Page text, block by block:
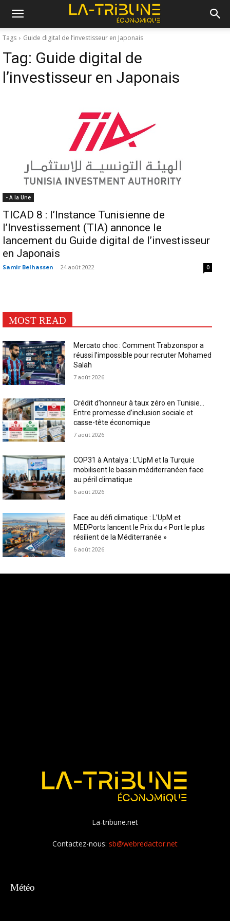
Tags Guide digital de l’investisseur en Japonais
Tag: Guide digital de
l’investisseur en Japonais
- A la Une
TICAD 8 : l’Instance Tunisienne de
l’Investissement (TIA) annonce le
lancement du Guide digital de l’investisseur
en Japonais
Samir Belhassen - 24 août 2022 0
MOST READ
Mercato choc : Comment Trabzonspor a
réussi l’impossible pour recruter Mohamed
Salah
7 août 2026
Crédit d’honneur à taux zéro en Tunisie…
Entre promesse d’inclusion sociale et
casse-tête économique
7 août 2026
COP31 à Antalya : L’UpM et la Turquie
mobilisent le bassin méditerranéen face
au péril climatique
6 août 2026
Face au défi climatique : L’UpM et
MEDPorts lancent le Prix du « Port le plus
résilient de la Méditerranée »
6 août 2026
La-tribune.net
Contactez-nous: sb@webredactor.net
Météo